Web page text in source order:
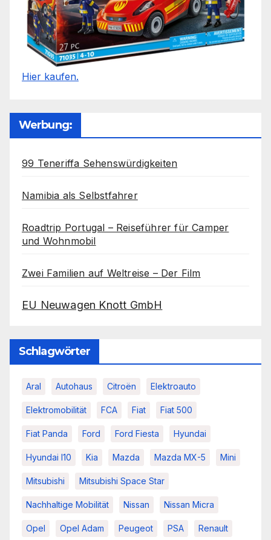
Hier kaufen.
Werbung:
99 Teneriffa Sehenswürdigkeiten
Namibia als Selbstfahrer
Roadtrip Portugal – Reiseführer für Camper
und Wohnmobil
Zwei Familien auf Weltreise – Der Film
EU Neuwagen Knott GmbH
Schlagwörter
Aral Autohaus Citroën Elektroauto
Elektromobilität FCA Fiat Fiat 500
Fiat Panda Ford Ford Fiesta Hyundai
Hyundai I10 Kia Mazda Mazda MX-5 Mini
Mitsubishi Mitsubishi Space Star
Nachhaltige Mobilität Nissan Nissan Micra
Opel Opel Adam Peugeot PSA Renault